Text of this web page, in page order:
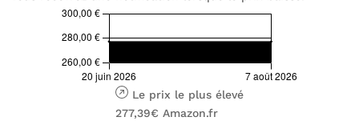
Le prix le plus élevé
277,39€ Amazon.fr